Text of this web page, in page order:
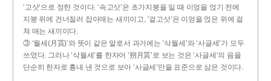
‘고삿’으로 정한 것이다. ‘속고삿’은 초가지붕을 일 때 이엉을 얹기 전에
지붕 위에 건너질러 잡아매는 새끼이고, ‘겉고삿’은 이엉을 얹은 위에 걸
쳐 매는 새끼이다.
③ ‘월세(月貰)’와 뜻이 같은 말로서 과거에는 ‘삭월세’와 ‘사글세’가 모두
쓰였다. 그러나 ‘삭월세’를 한자어 ‘朔月貰’로 보는 것은 ‘사글세’의 음을
단순히 한자로 흉내 낸 것으로 보아 ‘사글세’만을 표준으로 삼은 것이다.